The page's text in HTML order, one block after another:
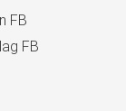
FB
FB